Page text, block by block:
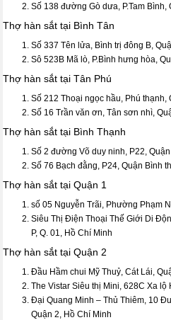
Số 138 đường Gò dưa, P.Tam Bình,
Thợ hàn sắt tại Bình Tân
Số 337 Tên lửa, Bình trị đông B,
Sô 523B Mã lò, P.Bình hưng hòa,
Thợ hàn sắt tại Tân Phú
Số 212 Thoại ngọc hầu, Phú thạnh,
Số 16 Trần văn ơn, Tân sơn nhì,
Thợ hàn sắt tại Bình Thạnh
Số 2 đường Võ duy ninh, P22,
Số 76 Bạch đằng, P24, Quận Bình
Thợ hàn sắt tại Quận 1
số 05 Nguyễn Trãi, Phường Phạm
Siêu Thị Điện Thoại Thế Giới Di
P, Q. 01, Hồ Chí Minh
Thợ hàn sắt tại Quận 2
Đầu Hầm chui Mỹ Thuỷ, Cát Lái,
The Vistar Siêu thị Mini, 628C Xa lộ
Đại Quang Minh – Thủ Thiêm, 10
Quận 2, Hồ Chí Minh